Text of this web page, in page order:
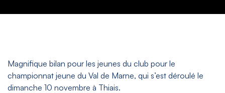
Magnifique bilan pour les jeunes du club pour le
championnat jeune du Val de Marne, qui s’est déroulé le
dimanche 10 novembre à Thiais.